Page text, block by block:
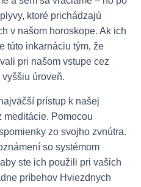
ktoré prichádzajú
v našom horoskope. Ak ich
túto inkarnáciu tým, že
pri našom vstupe cez
úroveň.
prístup k našej
meditácie. Pomocou
zo svojho zvnútra.
so systémom
ste ich použili pri vašich
príbehov Hviezdnych